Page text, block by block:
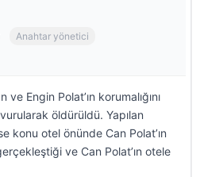
Anahtar yönetici
Engin Polat’ın korumalığını
öldürüldü. Yapılan
konu otel önünde Can Polat’ın
ve Can Polat’ın otele